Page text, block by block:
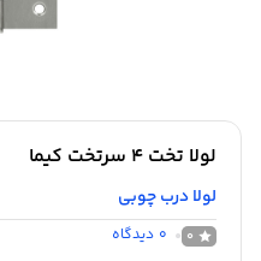
لولا تخت 4 سرتخت کیما
لولا درب چوبی
0
0 دیدگاه